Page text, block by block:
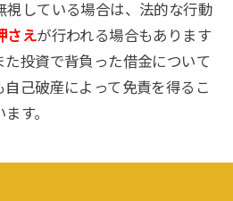
視している場合は、法的な行動
さえが行われる場合もあります
た投資で背負った借金について
自己破産によって免責を得るこ
す。